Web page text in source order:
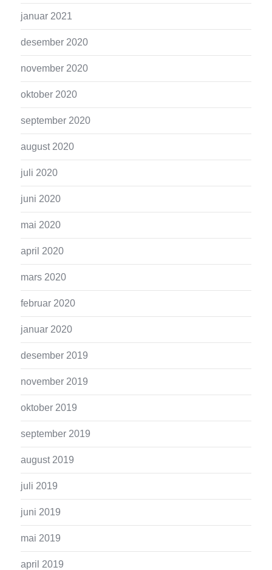
januar 2021
desember 2020
november 2020
oktober 2020
september 2020
august 2020
juli 2020
juni 2020
mai 2020
april 2020
mars 2020
februar 2020
januar 2020
desember 2019
november 2019
oktober 2019
september 2019
august 2019
juli 2019
juni 2019
mai 2019
april 2019